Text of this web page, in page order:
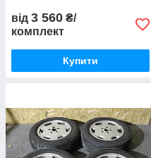
від 3 560 ₴/
комплект
Купити